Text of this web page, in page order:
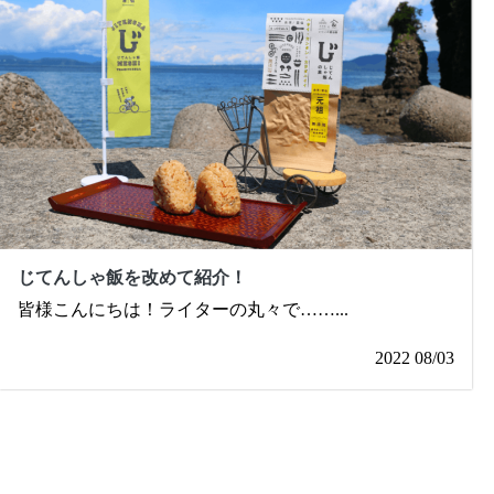
じてんしゃ飯を改めて紹介！
皆様こんにちは！ライターの丸々で……...
2022 08/03